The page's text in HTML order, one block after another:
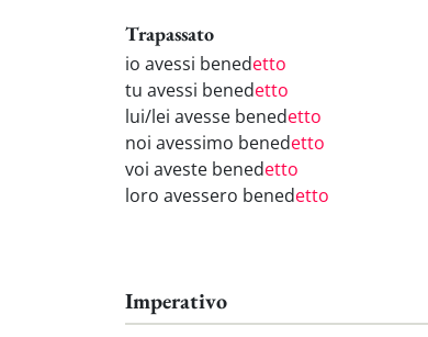
Trapassato
io avessi benedetto
tu avessi benedetto
lui/lei avesse benedetto
noi avessimo benedetto
voi aveste benedetto
loro avessero benedetto
Imperativo